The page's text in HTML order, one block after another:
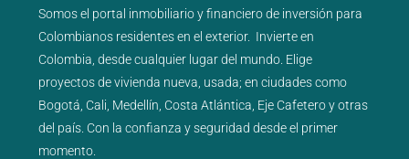
Somos el portal inmobiliarioyfinancierode inversión para
Colombianos residentes en el exterior. Invierte en
Colombia, desde cualquier lugar del mundo. Elige
proyectos devivienda nueva usada; en ciudades como
Bogotá Cali Medellín Costa Atlántica Eje Cafeteroyotras
del país . Con la confianza y seguridad desde el primer
momento.